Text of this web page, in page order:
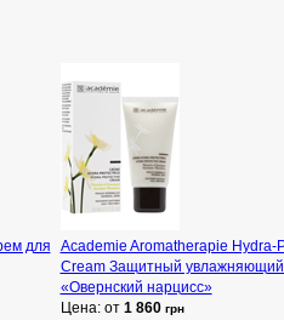
для
Academie Aromatherapie Hydra-
Cream Защитный увлажняющий
«Овернский нарцисс»
Цена: от 1 860 грн